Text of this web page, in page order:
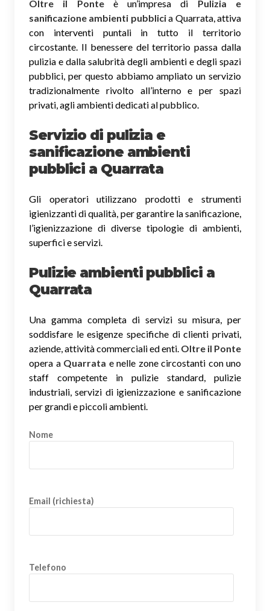
Oltre il Ponteè un’impresa di Pulizia e
sanificazione ambienti pubblicia Quarrata, attiva
con interventi puntali in tutto il territorio
circostante. Il benessere del territorio passa dalla
pulizia e dalla salubrità degli ambienti e degli spazi
pubblici, per questo abbiamo ampliato un servizio
tradizionalmente rivolto all’interno e per spazi
privati, agli ambienti dedicati al pubblico.
Servizio di pulizia e
sanificazione ambienti
pubblici a Quarrata
Gli operatori utilizzano prodotti e strumenti
igienizzanti di qualità, per garantire la sanificazione,
l’igienizzazione di diverse tipologie di ambienti,
superfici e servizi.
Pulizie ambienti pubblici a
Quarrata
Una gamma completa di servizi su misura, per
soddisfare le esigenze specifiche di clienti privati,
aziende, attività commerciali ed enti. Oltre il Ponte
opera a Quarrata e nelle zone circostanti con uno
staff competente in pulizie standard, pulizie
industriali, servizi di igienizzazione e sanificazione
per grandi e piccoli ambienti.
Nome
Email (richiesta)
Telefono